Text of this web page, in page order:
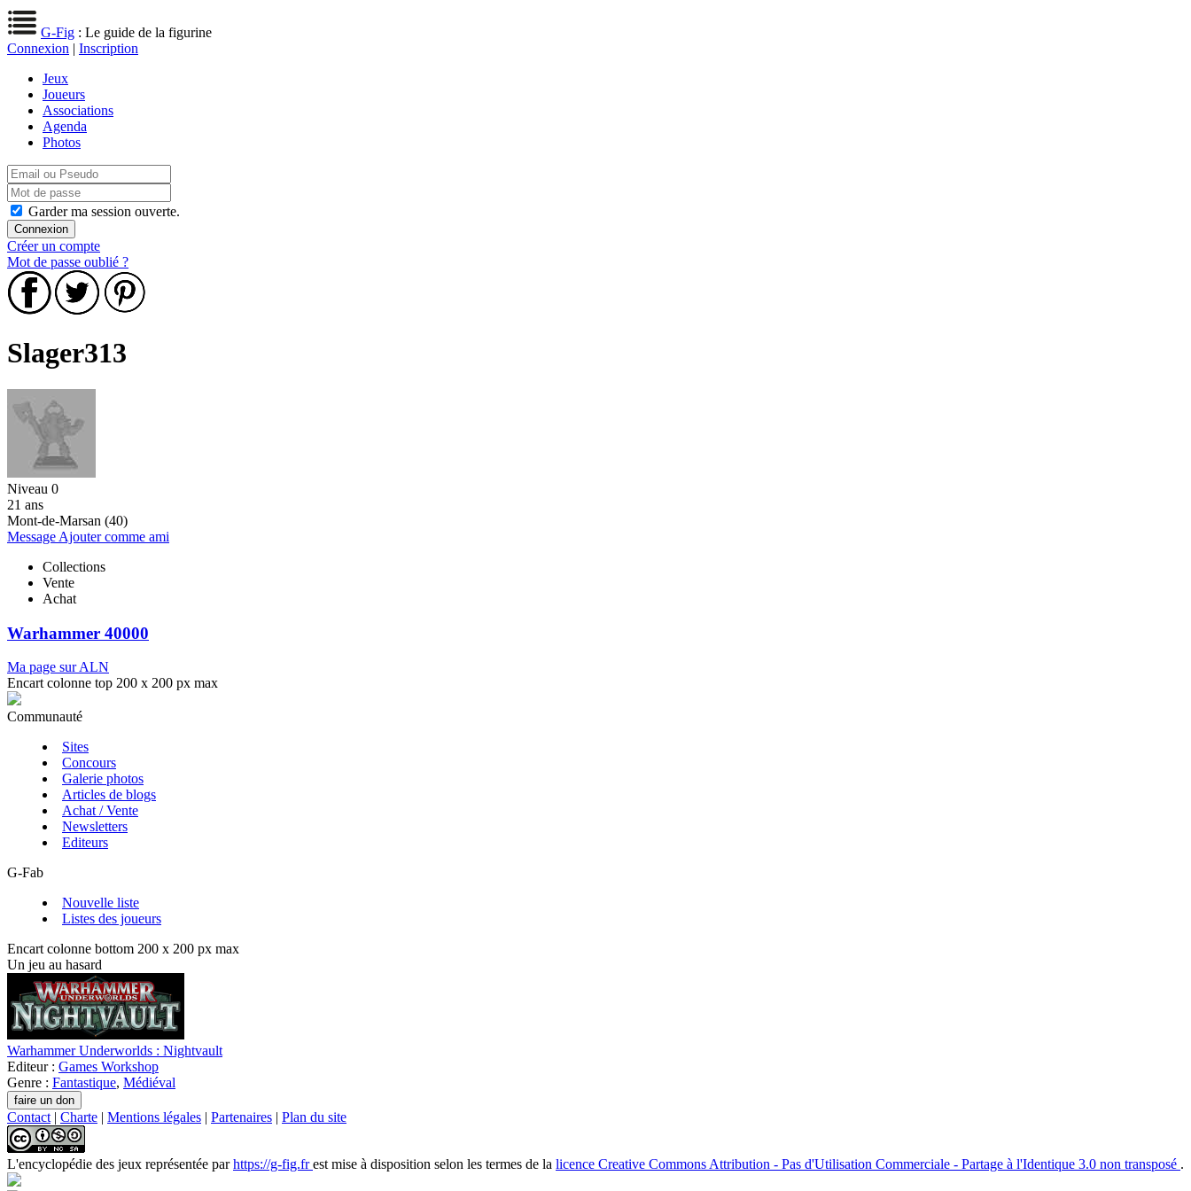
G-Fig : Le guide de la figurine
Connexion | Inscription
Jeux
Joueurs
Associations
Agenda
Photos
Garder ma session ouverte.
Créer un compte
Mot de passe oublié ?
Slager313
Niveau 0
21 ans
Mont-de-Marsan (40)
Message Ajouter comme ami
Collections
Vente
Achat
Warhammer 40000
Ma page sur ALN
Encart colonne top 200 x 200 px max
Communauté
Sites
Concours
Galerie photos
Articles de blogs
Achat / Vente
Newsletters
Editeurs
G-Fab
Nouvelle liste
Listes des joueurs
Encart colonne bottom 200 x 200 px max
Un jeu au hasard
Warhammer Underworlds : Nightvault
Editeur : Games Workshop
Genre : Fantastique, Médiéval
Contact | Charte | Mentions légales | Partenaires | Plan du site
L'encyclopédie des jeux représentée parhttps://g-fig.frest mise à disposition selon les termes de la licence Creative Commons Attribution - Pas d'Utilisation Commerciale - Partage à l'Identique 3.0 non transposé .